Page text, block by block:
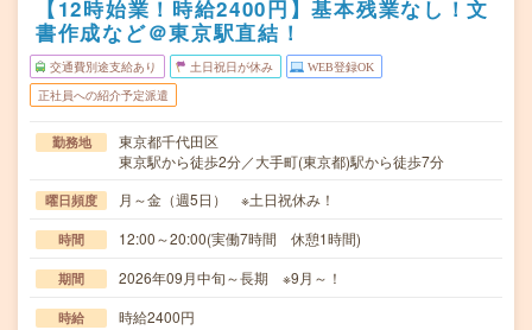
【12時始業！時給2400円】基本残業なし！文
書作成など＠東京駅直結！
交通費別途支給あり 土日祝日が休み WEB登録OK
正社員への紹介予定派遣
勤務地
東京都千代田区
東京駅から徒歩2分／大手町(東京都)駅から徒歩7分
曜日頻度 月～金（週5日） ※土日祝休み！
時間 12:00～20:00(実働7時間 休憩1時間)
期間 2026年09月中旬～長期 ※9月～！
時給 時給2400円